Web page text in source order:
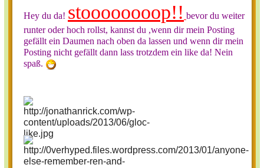
Hey du da! stoooooooop!! bevor du weiter
runter oder hoch rollst, kannst du ,wenn dir mein Posting
gefällt ein Daumen nach oben da lassen und wenn dir mein
Posting nicht gefällt dann lass trotzdem ein like da! Nein
spaß.